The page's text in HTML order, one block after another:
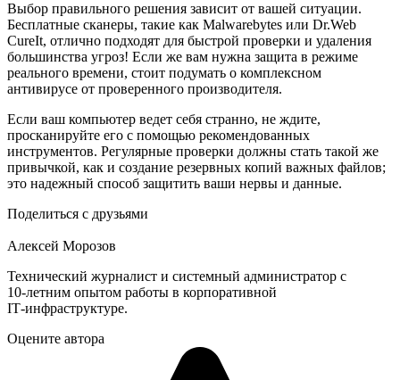
Выбор правильного решения зависит от вашей ситуации.
Бесплатные сканеры, такие как Malwarebytes или Dr.Web
CureIt, отлично подходят для быстрой проверки и удаления
большинства угроз! Если же вам нужна защита в режиме
реального времени, стоит подумать о комплексном
антивирусе от проверенного производителя.
Если ваш компьютер ведет себя странно, не ждите,
просканируйте его с помощью рекомендованных
инструментов. Регулярные проверки должны стать такой же
привычкой, как и создание резервных копий важных файлов;
это надежный способ защитить ваши нервы и данные.
Поделиться с друзьями
Алексей Морозов
Технический журналист и системный администратор с
10‑летним опытом работы в корпоративной
IT‑инфраструктуре.
Оцените автора